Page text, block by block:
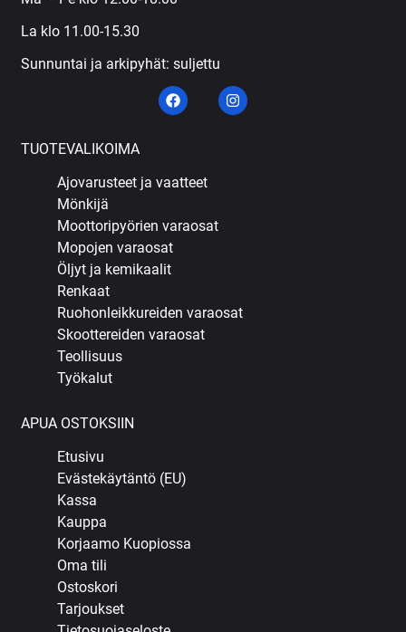
La klo 11.00-15.30
Sunnuntai ja arkipyhät: suljettu
TUOTEVALIKOIMA
Ajovarusteet ja vaatteet
Mönkijä
Moottoripyörien varaosat
Mopojen varaosat
Öljyt ja kemikaalit
Renkaat
Ruohonleikkureiden varaosat
Skoottereiden varaosat
Teollisuus
Työkalut
APUA OSTOKSIIN
Etusivu
Evästekäytäntö (EU)
Kassa
Kauppa
Korjaamo Kuopiossa
Oma tili
Ostoskori
Tarjoukset